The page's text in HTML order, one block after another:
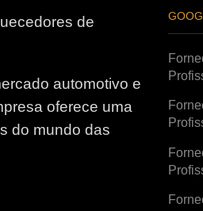
de
automotivo e
oferece uma
do mundo das